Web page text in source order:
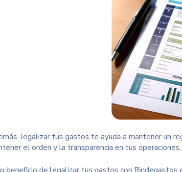
legalizar tus gastos te ayuda a mantener un
el orden y la transparencia en tus